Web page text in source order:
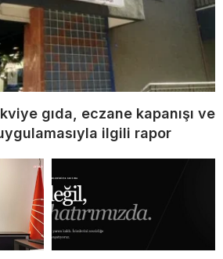
gıda, eczane kapanışı ve
uygulamasıyla ilgili rapor